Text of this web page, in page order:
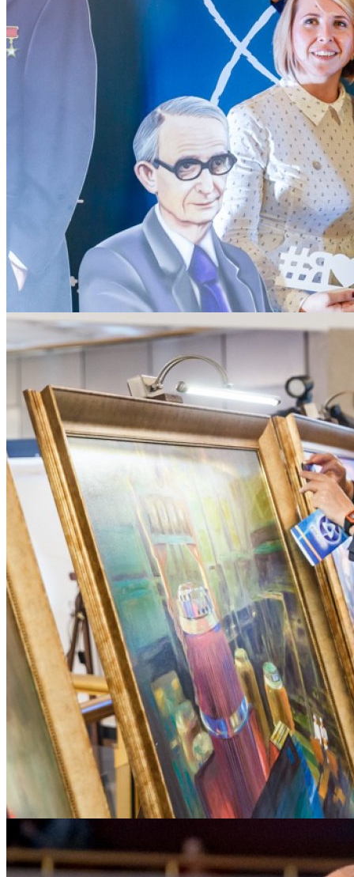
Теплое местечко — между Харитоном и Доллежалем
Реактор маслом — грех не сфотографировать